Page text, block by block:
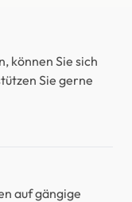
können Sie sich
Sie gerne
auf gängige